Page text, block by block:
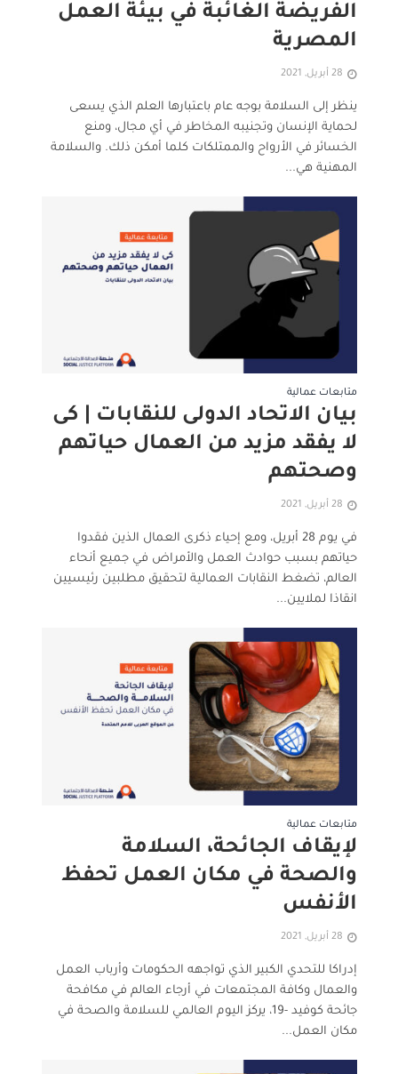
الفريضة الغائبة في بيئة العمل
المصرية
28 أبريل, 2021
ينظر إلى السلامة بوجه عام باعتبارها العلم الذي يسعى
لحماية الإنسان وتجنيبه المخاطر في أي مجال، ومنع
الخسائر في الأرواح والممتلكات كلما أمكن ذلك. والسلامة
المهنية هي...
متابعات عمالية
بيان الاتحاد الدولى للنقابات | كى
لا يفقد مزيد من العمال حياتهم
وصحتهم
28 أبريل, 2021
في يوم 28 أبريل، ومع إحياء ذكرى العمال الذين فقدوا
حياتهم بسبب حوادث العمل والأمراض في جميع أنحاء
العالم، تضغط النقابات العمالية لتحقيق مطلبين رئيسيين
انقاذا لملايين...
متابعات عمالية
لإيقاف الجائحة، السلامة
والصحة في مكان العمل تحفظ
الأنفس
28 أبريل, 2021
إدراكا للتحدي الكبير الذي تواجهه الحكومات وأرباب العمل
والعمال وكافة المجتمعات في أرجاء العالم في مكافحة
جائحة كوفيد -19، يركز اليوم العالمي للسلامة والصحة في
مكان العمل...